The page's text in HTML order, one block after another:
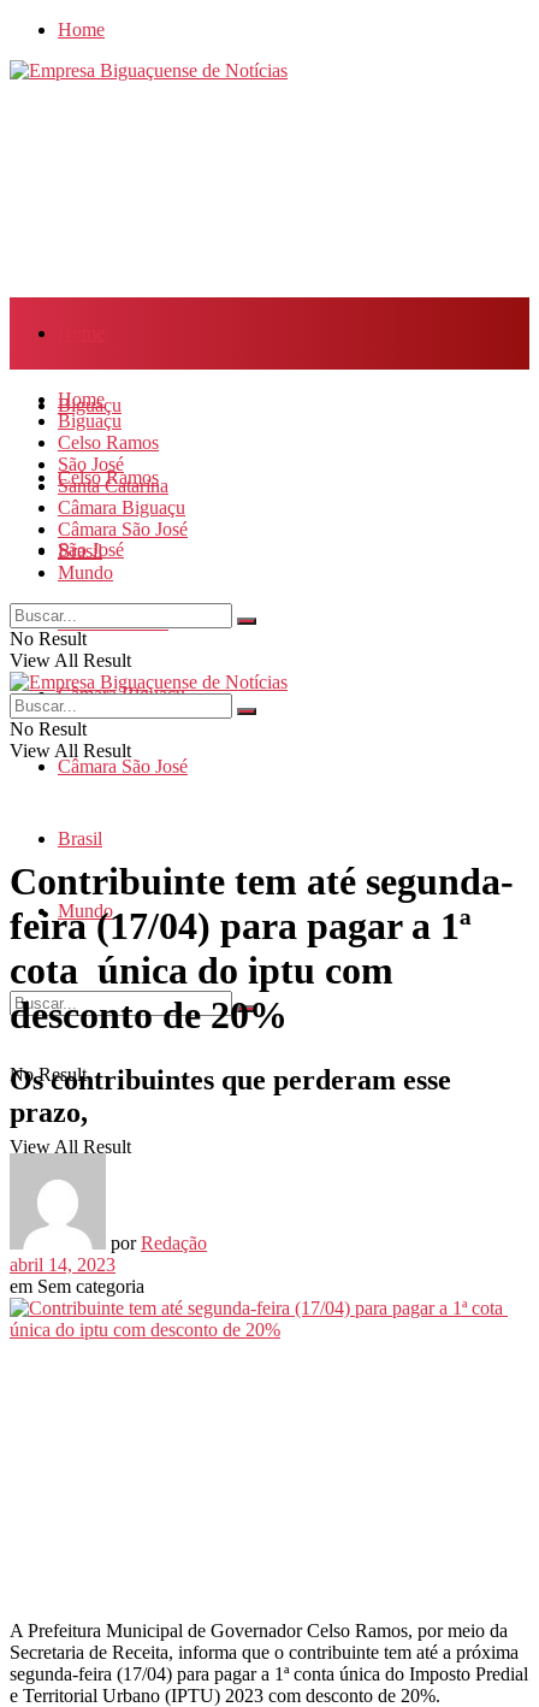
Home
Biguaçu
Celso Ramos
São José
Santa Catarina
Câmara Biguaçu
Câmara São José
Brasil
Mundo
No Result
View All Result
Home
Biguaçu
Celso Ramos
São José
Santa Catarina
Câmara Biguaçu
Câmara São José
Brasil
Mundo
No Result
View All Result
No Result
View All Result
Contribuinte tem até segunda-
feira (17/04) para pagar a 1ª
cota única do iptu com
desconto de 20%
Os contribuintes que perderam esse
prazo,
por Redação
abril 14, 2023
em Sem categoria
A Prefeitura Municipal de Governador Celso Ramos, por meio da
Secretaria de Receita, informa que o contribuinte tem até a próxima
segunda-feira (17/04) para pagar a 1ª conta única do Imposto Predial
e Territorial Urbano (IPTU) 2023 com desconto de 20%.